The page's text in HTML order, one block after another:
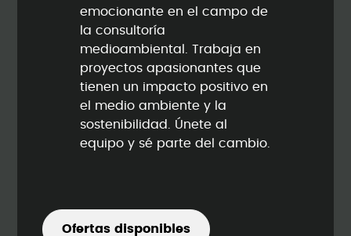
emocionante en el campo de
la consultoría
medioambiental. Trabaja en
proyectos apasionantes que
tienen un impacto positivo en
el medio ambiente y la
sostenibilidad. Únete al
equipo y sé parte del cambio.
Ofertas disponibles